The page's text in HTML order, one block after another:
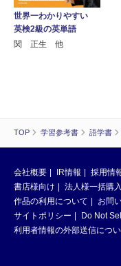
TOP 学習参考書 語学書
世界一わかりやすい
英検2級の英単語
関 正生 他
会社概要 IR情報 採用情
書店様向け
法人様一括購入
作品の利用について
お問
サイトポリシー
Do Not
利用者情報の外部送信につ